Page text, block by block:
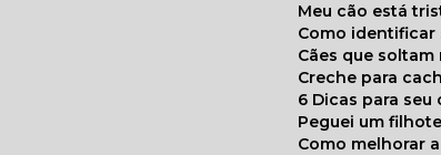
Meu cão está
Como
Cães que
Creche para
6 Dicas para
Peguei um
Como melhorar